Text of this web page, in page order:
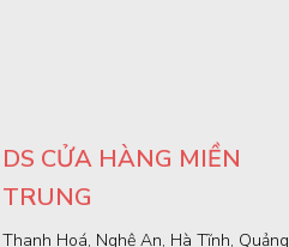
DS CỬA HÀNG MIỀN
TRUNG
Thanh Hoá, Nghệ An, Hà Tĩnh, Quảng